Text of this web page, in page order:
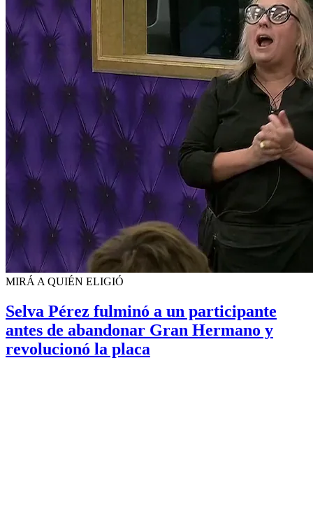
MIRÁ A QUIÉN ELIGIÓ
Selva Pérez fulminó a un participante
antes de abandonar Gran Hermano y
revolucionó la placa